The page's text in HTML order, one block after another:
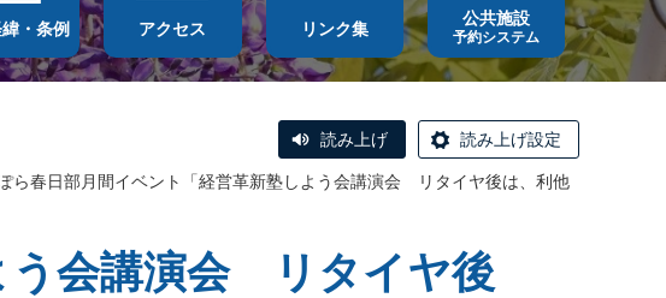
・条例 アクセス リンク集
公共施設
予約システム
読み上げ 読み上げ設定
ら春日部月間イベント「経営革新塾しよう会講演会 リタイヤ後は、利他
う会講演会 リタイヤ後